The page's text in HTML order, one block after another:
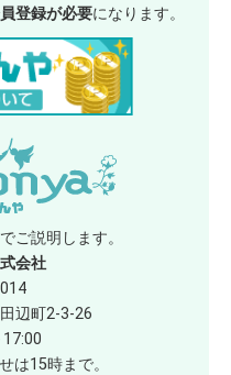
登録が必要になります。
ご説明します。
会社
辺町2-3-26
は15時まで。